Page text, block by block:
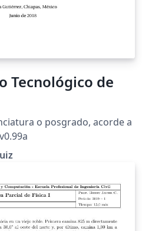
Tecnológico de
o posgrado, acorde a